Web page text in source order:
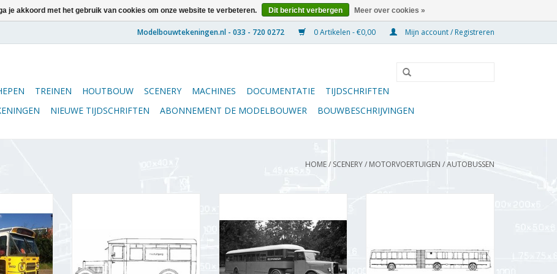
0 Artikelen - €0,00 Mijn account / Registreren
TREINEN HOUTBOUW SCENERY MACHINES DOCUMENTATIE
TIJDSCHRIFTEN
NIEUWE TIJDSCHRIFTEN ABONNEMENT DE MODELBOUWER BOUWBESCHRIJVINGEN
HOME/ SCENERY/ MOTORVOERTUIGEN /AUTOBUSSEN
-
1 : 45
(40.03.002)
TOEVOEGEN AAN WINKELWAGEN
Bouwtekening Schaal 1 : 45
(40.03.004)
TOEVOEGEN AAN WINKELWAGEN
TOEVOEGEN AAN WINKELWAGEN
je akkoord met het gebruik van cookies om onze website te verbeteren. Dit bericht verbergen Meer over cookies »